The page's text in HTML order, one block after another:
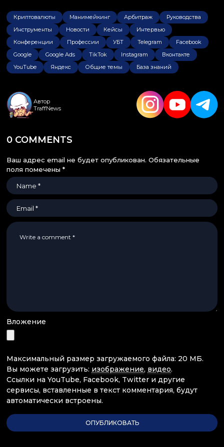
Криптовалюты Манимейкинг Арбитраж
Руководства
Инструменты
Новости Кейсы
Интервью
Конференции
Профессии УБТ Telegram
Facebook
Google
Google Ads TikTok Instagram
Вконтакте
YouTube
Яндекс Общие темы База знаний
Автор
TraffNews
0 COMMENTS
Ваш адрес email не будет опубликован. Обязательные
поля помечены *
Вложение
Максимальный размер загружаемого файла: 20 МБ.
Вы можете загрузить: изображение, видео.
Ссылки на YouTube, Facebook, Twitter и другие
сервисы, вставленные в текст комментария, будут
автоматически встроены.